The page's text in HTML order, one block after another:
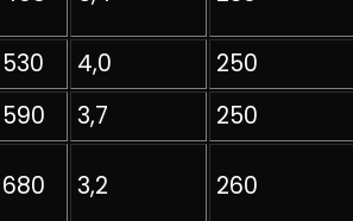
530 4,0
250
590 3,7
250
680 3,2 260